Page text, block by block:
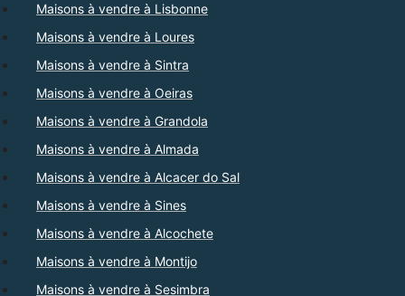
Maisons à vendre à Lisbonne
Maisons à vendre à Loures
Maisons à vendre à Sintra
Maisons à vendre à Oeiras
Maisons à vendre à Grandola
Maisons à vendre à Almada
Maisons à vendre à Alcacer do Sal
Maisons à vendre à Sines
Maisons à vendre à Alcochete
Maisons à vendre à Montijo
Maisons à vendre à Sesimbra